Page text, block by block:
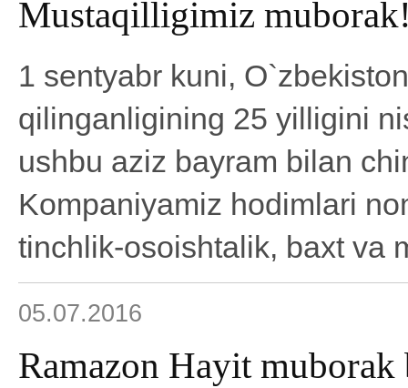
Mustaqilligimiz
1 sentyabr kuni,
qilinganligining 25 yilligini
ushbu aziz bayram bilan
Kompaniyamiz hodimlari
tinchlik-osoishtalik, baxt va
05.07.2016
Ramazon Hayit